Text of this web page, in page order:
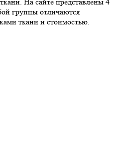
группы отличаются
ткани и стоимостью.